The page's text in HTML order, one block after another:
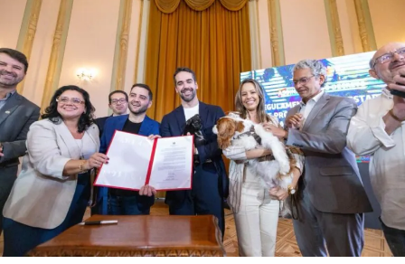
recolhimento de mais de 7 mil toneladas de resíduos